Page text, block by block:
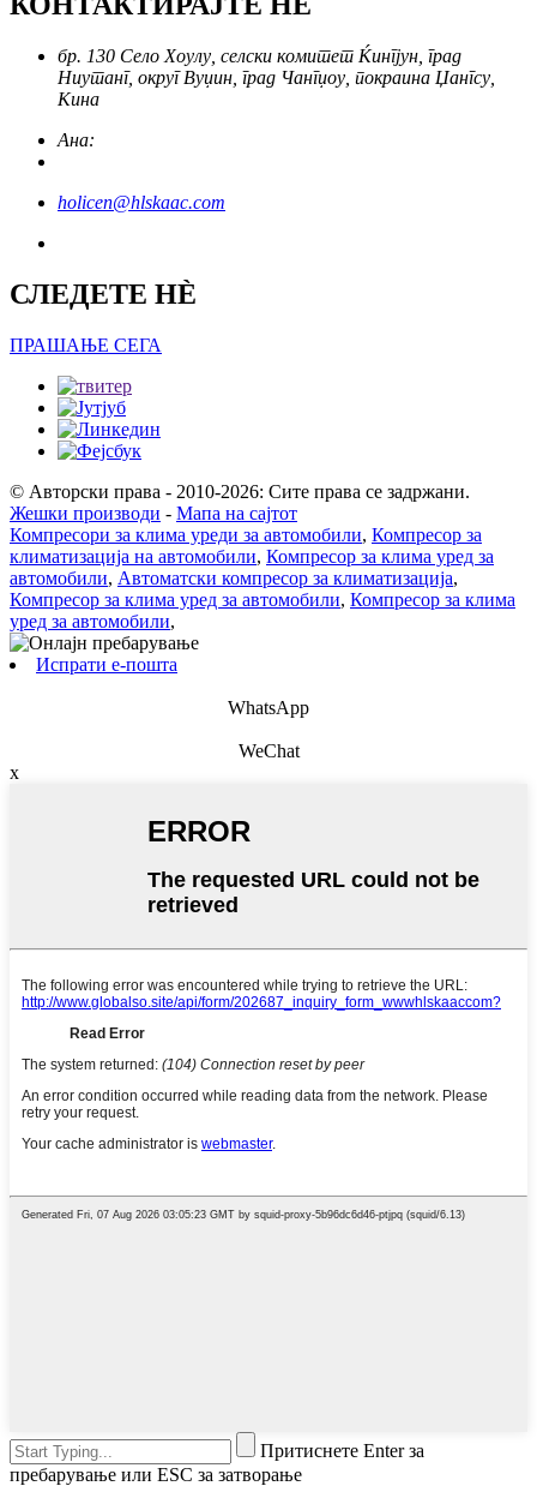
бр. 130 Село Хоулу, селски комитет Ќингјун, град
Ниутанг, округ Вуџин, град Чангџоу, покраина Џангсу,
Кина
Ана:
holicen@hlskaac.com
СЛЕДЕТЕ НÈ
ПРАШАЊЕ СЕГА
© Авторски права - 2010-2026: Сите права се задржани.
Жешки производи - Мапа на сајтот
Компресори за клима уреди за автомобили, Компресор за
климатизација на автомобили, Компресор за клима уред за
автомобили, Автоматски компресор за климатизација,
Компресор за клима уред за автомобили, Компресор за клима
уред за автомобили,
Испрати е-пошта
WhatsApp
WeChat
x
Притиснете Enter за
пребарување или ESC за затворање